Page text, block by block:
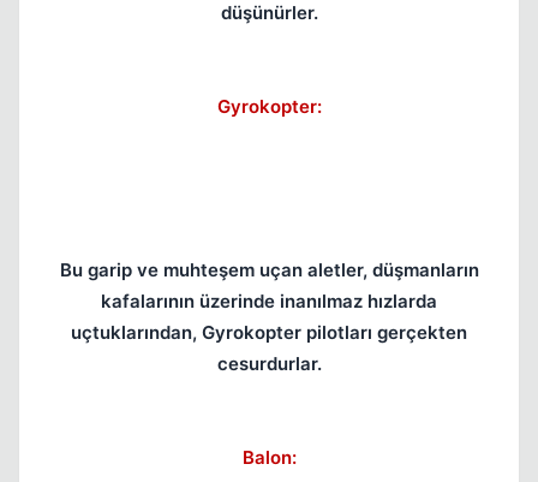
düşünürler.
Gyrokopter:
Bu garip ve muhteşem uçan aletler, düşmanların
kafalarının üzerinde inanılmaz hızlarda
uçtuklarından, Gyrokopter pilotları gerçekten
cesurdurlar.
Balon: